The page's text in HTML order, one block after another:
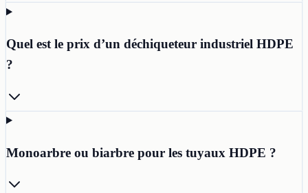
Quel est le prix d’un déchiqueteur industriel HDPE
?
Monoarbre ou biarbre pour les tuyaux HDPE ?